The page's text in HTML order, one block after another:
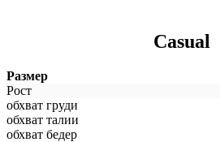
Casual
Размер
Рост
обхват груди
обхват талии
обхват бедер